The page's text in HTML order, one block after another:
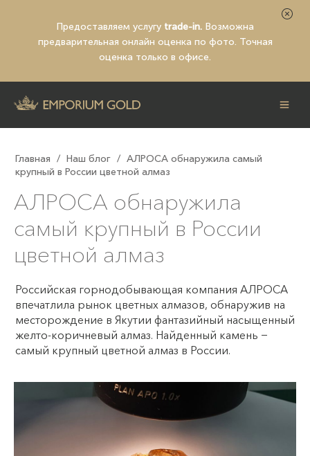
Предоставляем услугу trade-in. Возможна
предварительная онлайн оценка по фото. Точная
оценка только в офисе.
Главная / Наш блог / АЛРОСА обнаружила самый
крупный в России цветной алмаз
АЛРОСА обнаружила
самый крупный в России
цветной алмаз
Российская горнодобывающая компания АЛРОСА
впечатлила рынок цветных алмазов, обнаружив на
месторождение в Якутии фантазийный насыщенный
желто-коричневый алмаз. Найденный камень −
самый крупный цветной алмаз в России.